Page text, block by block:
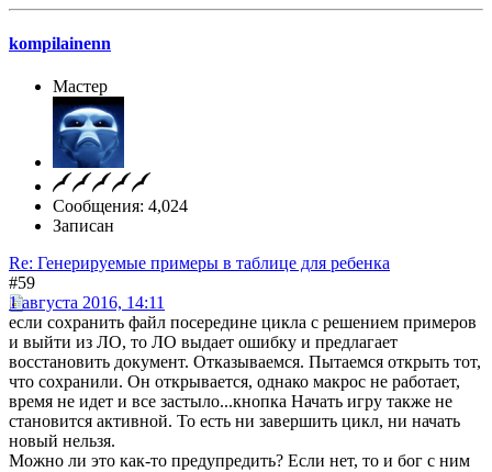
kompilainenn
Мастер
Сообщения: 4,024
Записан
Re: Генерируемые примеры в таблице для ребенка
#59
1 августа 2016, 14:11
если сохранить файл посередине цикла с решением примеров
и выйти из ЛО, то ЛО выдает ошибку и предлагает
восстановить документ. Отказываемся. Пытаемся открыть тот,
что сохранили. Он открывается, однако макрос не работает,
время не идет и все застыло...кнопка Начать игру также не
становится активной. То есть ни завершить цикл, ни начать
новый нельзя.
Можно ли это как-то предупредить? Если нет, то и бог с ним